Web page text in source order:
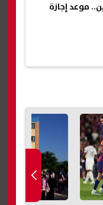
موعد إجازة